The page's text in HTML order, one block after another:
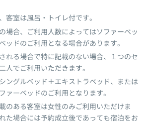
客室は風呂・トイレ付です。
場合、ご利用人数によってはソファーベッ
ッドのご利用となる場合があります。
れる場合で特に記載のない場合、１つのセ
人でご利用いただきます。
ングルベッド＋エキストラベッド、または
ァーベッドのご利用となります。
のある客室は女性のみご利用いただけま
た場合には予約成立後であっても宿泊をお